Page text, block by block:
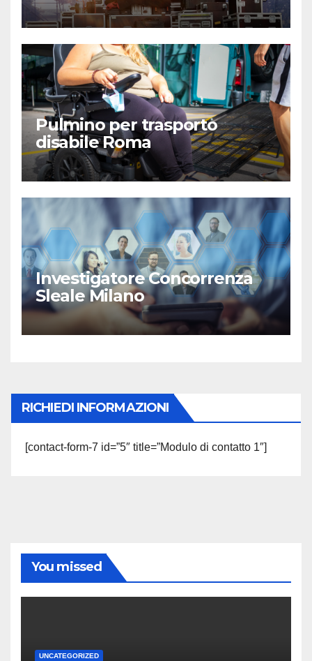
Pulmino per trasporto
disabile Roma
Investigatore Concorrenza
Sleale Milano
RICHIEDI INFORMAZIONI
[contact-form-7 id=”5″ title=”Modulo di contatto 1″]
You missed
UNCATEGORIZED